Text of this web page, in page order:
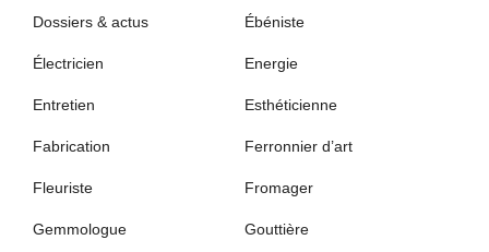
Dossiers & actus Ébéniste
Électricien Energie
Entretien Esthéticienne
Fabrication Ferronnier d’art
Fleuriste Fromager
Gemmologue Gouttière